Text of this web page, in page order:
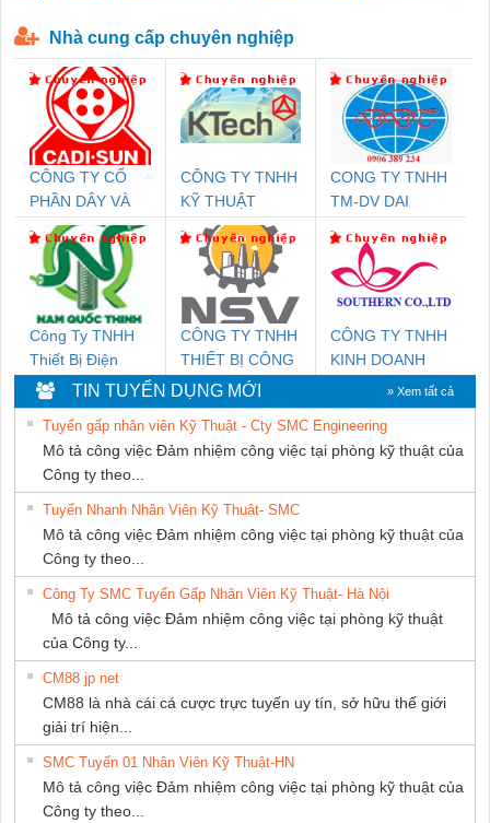
Nhà cung cấp chuyên nghiệp
CÔNG TY CỔ
PHẦN DÂY VÀ
CÁP ĐIỆN
THƯỢNG ĐÌNH
CÔNG TY TNHH
KỸ THUẬT
KTECH VIỆT
NAM
CONG TY TNHH
TM-DV DAI
Công Ty TNHH
Thiết Bị Điện
Nam Quốc Thịnh
CÔNG TY TNHH
THIẾT BỊ CÔNG
NGHIỆP NIHON
SETSUBI VIỆT
NAM
CÔNG TY TNHH
KINH DOANH
DỊCH VỤ XNK
PHƯƠNG NAM
TIN TUYỂN DỤNG MỚI » Xem tất cả
Tuyển gấp nhân viên Kỹ Thuật - Cty SMC Engineering
Mô tả công việc Đảm nhiệm công việc tại phòng kỹ thuật của
Công ty theo...
Tuyển Nhanh Nhân Viên Kỹ Thuật- SMC
Mô tả công việc Đảm nhiệm công việc tại phòng kỹ thuật của
Công ty theo...
Công Ty SMC Tuyển Gấp Nhân Viên Kỹ Thuật- Hà Nội
Mô tả công việc Đảm nhiệm công việc tại phòng kỹ thuật
của Công ty...
CM88 jp net
CM88 là nhà cái cá cược trực tuyến uy tín, sở hữu thế giới
giải trí hiện...
SMC Tuyển 01 Nhân Viên Kỹ Thuật-HN
Mô tả công việc Đảm nhiệm công việc tại phòng kỹ thuật của
Công ty theo...